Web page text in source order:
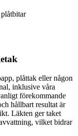
plåttak eller någon
inklusive våra
förekommande
hållbart resultat är
Läkten ger taket
vilket bidrar